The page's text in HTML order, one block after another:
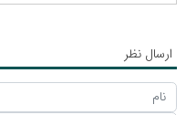
ارسال نظر